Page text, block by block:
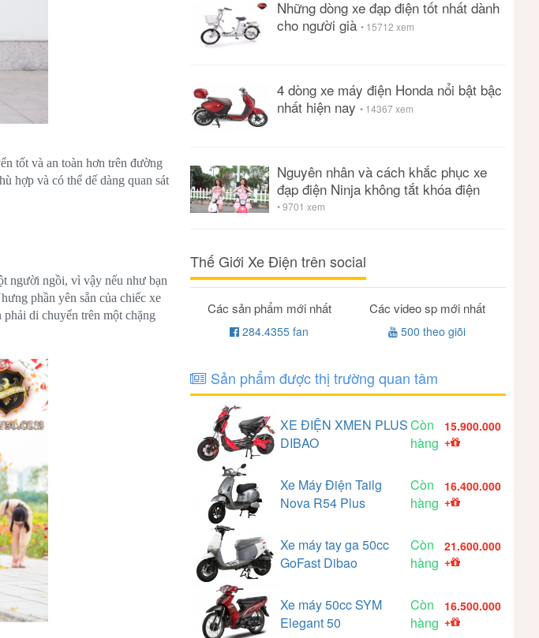
tốt và an toàn hơn trên đường
hợp và có thể dế dàng quan sát
người ngồi, vì vậy nếu như bạn
phần yên sẵn của chiếc xe
di chuyển trên một chặng
Những dòng xe đạp điện tốt nhất dành
cho người già • 15712 xem
4 dòng xe máy điện Honda nổi bật bậc
nhất hiện nay • 14367 xem
Nguyên nhân và cách khắc phục xe
đạp điện Ninja không tắt khóa điện
• 9701 xem
Thế Giới Xe Điện trên social
Các sản phẩm mới nhất
284.4355 fan
Các video sp mới nhất
500 theo giõi
Sản phẩm được thị trường quan tâm
XE ĐIỆN XMEN PLUS
DIBAO
Còn
hàng
15.900.000
+
Xe Máy Điện Tailg
Nova R54 Plus
Còn
hàng
16.400.000
+
Xe máy tay ga 50cc
GoFast Dibao
Còn
hàng
21.600.000
+
Xe máy 50cc SYM
Elegant 50
Còn
hàng
16.500.000
+